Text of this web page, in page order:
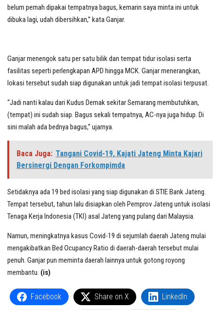
belum pernah dipakai tempatnya bagus, kemarin saya minta ini untuk
dibuka lagi, udah dibersihkan,” kata Ganjar.
Ganjar menengok satu per satu bilik dan tempat tidur isolasi serta
fasilitas seperti perlengkapan APD hingga MCK. Ganjar menerangkan,
lokasi tersebut sudah siap digunakan untuk jadi tempat isolasi terpusat.
“Jadi nanti kalau dari Kudus Demak sekitar Semarang membutuhkan,
(tempat) ini sudah siap. Bagus sekali tempatnya, AC-nya juga hidup. Di
sini malah ada bednya bagus,” ujarnya.
Baca Juga: Tangani Covid-19, Kajati Jateng Minta Kajari
Bersinergi Dengan Forkompimda
Setidaknya ada 19 bed isolasi yang siap digunakan di STIE Bank Jateng.
Tempat tersebut, tahun lalu disiapkan oleh Pemprov Jateng untuk isolasi
Tenaga Kerja Indonesia (TKI) asal Jateng yang pulang dari Malaysia.
Namun, meningkatnya kasus Covid-19 di sejumlah daerah Jateng mulai
mengakibatkan Bed Ocupancy Ratio di daerah-daerah tersebut mulai
penuh. Ganjar pun meminta daerah lainnya untuk gotong royong
membantu. (is)
Facebook Share on X LinkedIn